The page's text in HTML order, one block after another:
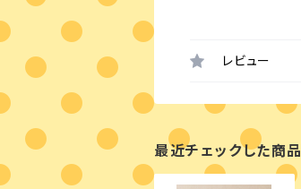
レビュー
最近チェックした商品